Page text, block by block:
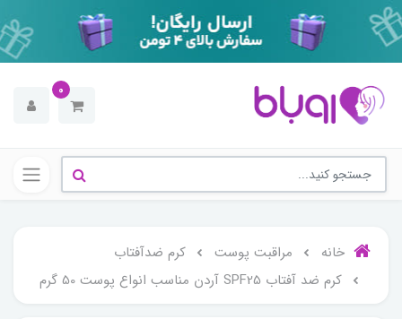
0
خانه مراقبت پوست
کرم ضدآفتاب
کرم ضد آفتاب SPF25 آردن مناسب انواع پوست 50 گرم